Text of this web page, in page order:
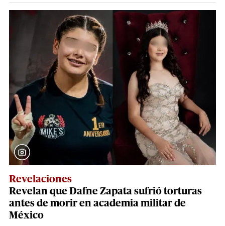
Revelaciones
Revelan que Dafne Zapata sufrió torturas
antes de morir en academia militar de
México